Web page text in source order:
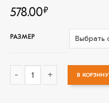
578.00₽
РАЗМЕР
В КОРЗИНУ